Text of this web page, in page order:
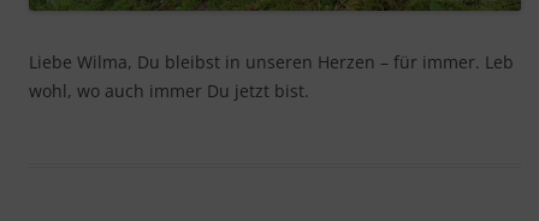
Liebe Wilma, Du bleibst in unseren Herzen – für immer. Leb
wohl, wo auch immer Du jetzt bist.